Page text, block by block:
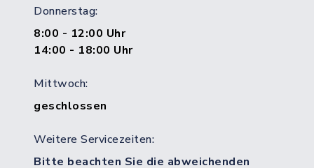
Donnerstag:
8:00 - 12:00 Uhr
14:00 - 18:00 Uhr
Mittwoch:
geschlossen
Weitere Servicezeiten:
Bitte beachten Sie die abweichenden